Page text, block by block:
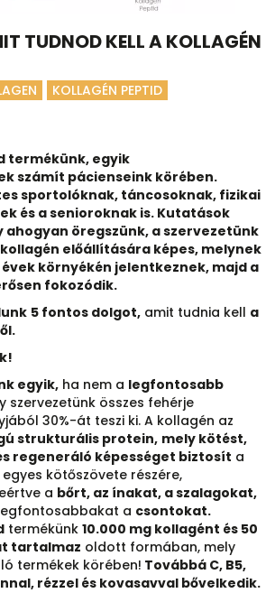
TUDNOD KELL A KOLLAGÉN
KOLLAGÉN PEPTID
termékünk, egyik
számít pácienseink körében.
sportolóknak, táncosoknak, fizikai
és a senioroknak is. Kutatások
ahogyan öregszünk, a szervezetünk
előállítására képes, melynek
környékén jelentkeznek, majd a
fokozódik.
5 fontos dolgot, amit tudnia kell a
egyik, ha nem a legfontosabb
szervezetünk összes fehérje
30%-át teszi ki. A kollagén az
strukturális protein, mely kötést,
regeneráló képességet biztosít a
kötőszövete részére,
a bőrt, az ínakat, a szalagokat,
a csontokat.
termékünk 10.000 mg kollagént és 50
tartalmaz oldott formában, mely
termékek körében! Továbbá C, B5,
rézzel és kovasavval bővelkedik.